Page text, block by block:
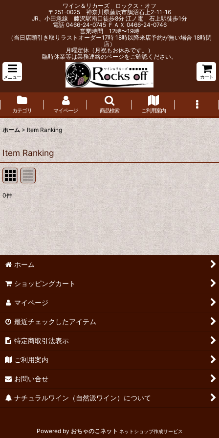
ワイン＆リカーズ ロックス・オフ
〒251-0025 神奈川県藤沢市鵠沼石上2-11-16
JR、小田急線 藤沢駅南口徒歩8分 江ノ電 石上駅徒歩1分
電話 0466-24-0745 ＦＡＸ 0466-24-0746
営業時間 12時〜19時
（当日店頭引き取りラストオーダー17時 18時以降来店予約が無い場合 18時閉
店）
月曜定休（月祝もお休みです。）
臨時休業等は業務連絡のページをご確認ください。
メニュー カート
カテゴリ マイページ 商品検索 ご利用案内
ホーム > Item Ranking
Item Ranking
0件
ホーム
ショッピングカート
マイページ
最近チェックしたアイテム
特定商取引法表示
ご利用案内
お問い合せ
ナチュラルワイン（自然派ワイン）について
Powered by おちゃのこネット ネットショップ作成サービス